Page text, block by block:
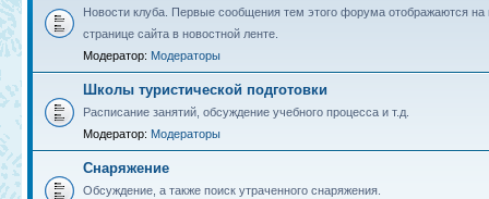
Новости клуба. Первые сообщения тем этого форума отображаются на
странице сайта в новостной ленте.
Модератор: Модераторы
Школы туристической подготовки
Расписание занятий, обсуждение учебного процесса и т.д.
Модератор: Модераторы
Снаряжение
Обсуждение, а также поиск утраченного снаряжения.